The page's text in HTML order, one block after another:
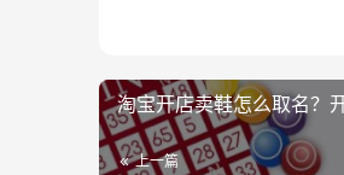
很有可能影响到自己以后
网商贷已经是很多
淘宝开店卖鞋怎么取名？
上一篇